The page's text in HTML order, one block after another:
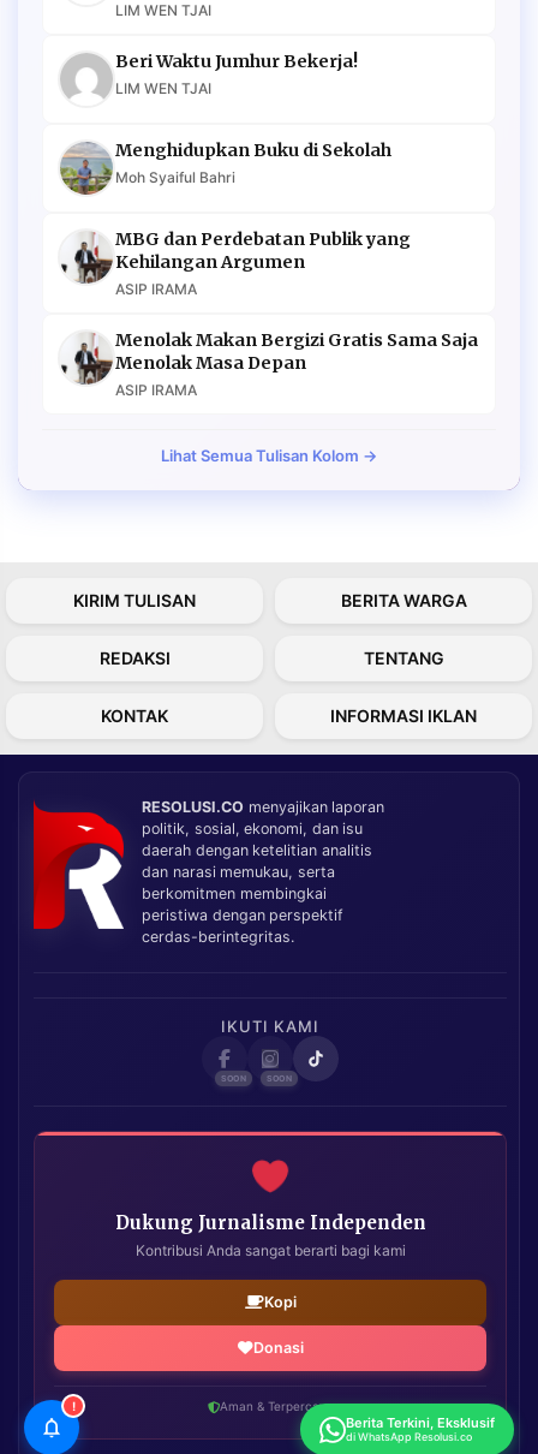
LIM WEN TJAI
Beri Waktu Jumhur Bekerja!
LIM WEN TJAI
Menghidupkan Buku di Sekolah
Moh Syaiful Bahri
MBG dan Perdebatan Publik yang
Kehilangan Argumen
ASIP IRAMA
Menolak Makan Bergizi Gratis Sama Saja
Menolak Masa Depan
ASIP IRAMA
Lihat Semua Tulisan Kolom →
KIRIM TULISAN BERITA WARGA
REDAKSI TENTANG
KONTAK INFORMASI IKLAN
RESOLUSI.CO menyajikan laporan
politik, sosial, ekonomi, dan isu
daerah dengan ketelitian analitis
dan narasi memukau, serta
berkomitmen membingkai
peristiwa dengan perspektif
cerdas-berintegritas.
IKUTI KAMI
Dukung Jurnalisme Independen
Kontribusi Anda sangat berarti bagi kami
Kopi
Donasi
Aman & Terpercaya
!
Berita Terkini, Eksklusif
di WhatsApp Resolusi.co